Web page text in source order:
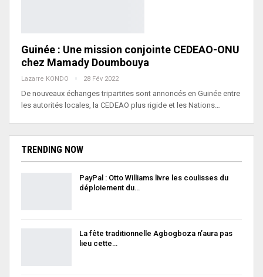
Guinée : Une mission conjointe CEDEAO-ONU
chez Mamady Doumbouya
Lazarre KONDO 28 Fév 2022
De nouveaux échanges tripartites sont annoncés en Guinée entre
les autorités locales, la CEDEAO plus rigide et les Nations…
TRENDING NOW
PayPal : Otto Williams livre les coulisses du
déploiement du…
La fête traditionnelle Agbogboza n’aura pas
lieu cette…